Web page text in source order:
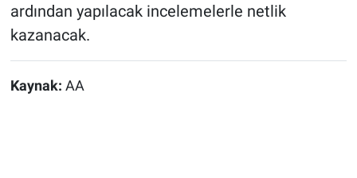
ardından yapılacak incelemelerle netlik
kazanacak.
Kaynak: AA